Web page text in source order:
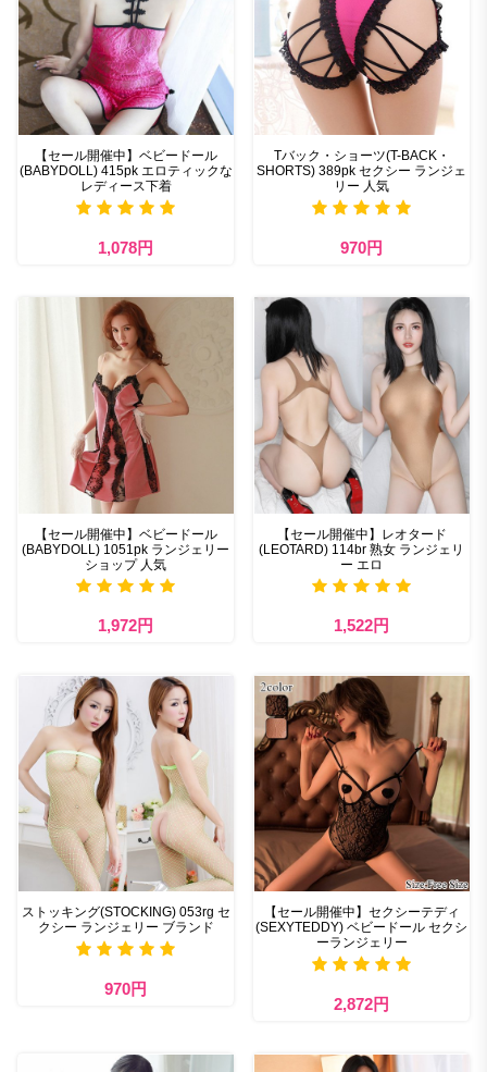
【セール開催中】ベビードール
(BABYDOLL) 415pk エロティックな
レディース下着
1,078円
Tバック・ショーツ(T-BACK・
SHORTS) 389pk セクシー ランジェ
リー 人気
970円
【セール開催中】ベビードール
(BABYDOLL) 1051pk ランジェリー
ショップ 人気
1,972円
【セール開催中】レオタード
(LEOTARD) 114br 熟女 ランジェリ
ー エロ
1,522円
ストッキング(STOCKING) 053rg セ
クシー ランジェリー ブランド
970円
【セール開催中】セクシーテディ
(SEXYTEDDY) ベビードール セクシ
ーランジェリー
2,872円